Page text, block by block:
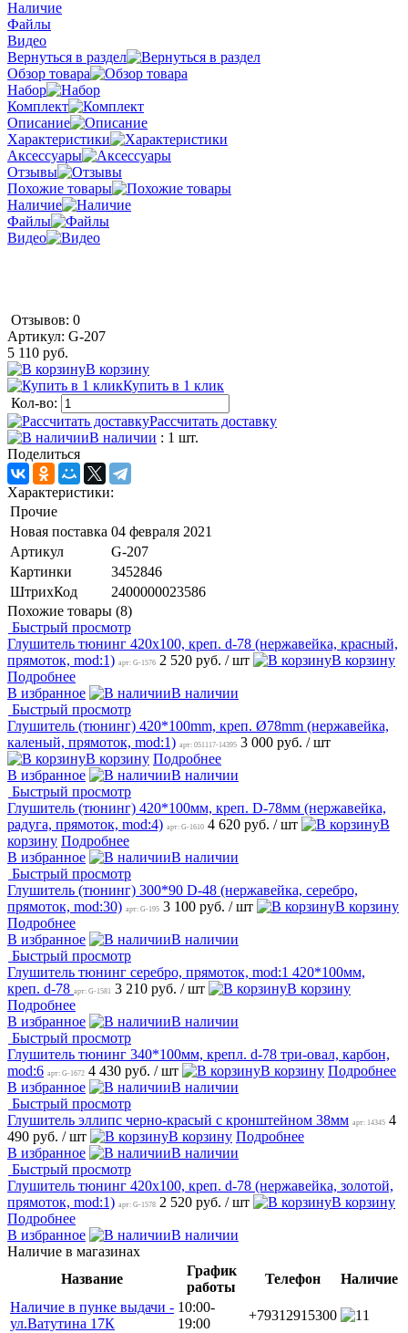
Наличие
Файлы
Видео
Вернуться в раздел
Обзор товара
Набор
Комплект
Описание
Характеристики
Аксессуары
Отзывы
Похожие товары
Наличие
Файлы
Видео
Отзывов: 0
Артикул: G-207
5 110 руб.
В корзину
Купить в 1 клик
Кол-во:
Рассчитать доставку
В наличии : 1 шт.
Поделиться
Характеристики:
Прочие
Новая поставка 04 февраля 2021
Артикул
G-207
Картинки
3452846
ШтрихКод
2400000023586
Похожие товары (8)
Быстрый просмотр
Глушитель тюнинг 420х100, креп. d-78 (нержавейка, красный,
прямоток, mod:1) арт: G-1576 2 520 руб. / шт
В корзину
Подробнее
В избранное
В наличии
Быстрый просмотр
Глушитель (тюнинг) 420*100mm, креп. Ø78mm (нержавейка,
каленый, прямоток, mod:1) арт: 051117-14395 3 000 руб. / шт
В корзину Подробнее
В избранное
В наличии
Быстрый просмотр
Глушитель (тюнинг) 420*100мм, креп. D-78мм (нержавейка,
радуга, прямоток, mod:4) арт: G-1610 4 620 руб. / шт
В
корзину Подробнее
В избранное
В наличии
Быстрый просмотр
Глушитель (тюнинг) 300*90 D-48 (нержавейка, серебро,
прямоток, mod:30) арт: G-195 3 100 руб. / шт
В корзину
Подробнее
В избранное
В наличии
Быстрый просмотр
Глушитель тюнинг серебро, прямоток, mod:1 420*100мм,
креп. d-78 арт: G-1581 3 210 руб. / шт
В корзину
Подробнее
В избранное
В наличии
Быстрый просмотр
Глушитель тюнинг 340*100мм, крепл. d-78 три-овал, карбон,
mod:6 арт: G-1672 4 430 руб. / шт В корзину Подробнее
В избранное
В наличии
Быстрый просмотр
Глушитель эллипс черно-красый с кронштейном 38мм арт: 14345 4
490 руб. / шт В корзину Подробнее
В избранное
В наличии
Быстрый просмотр
Глушитель тюнинг 420х100, креп. d-78 (нержавейка, золотой,
прямоток, mod:1) арт: G-1578 2 520 руб. / шт
В корзину
Подробнее
В избранное
В наличии
Наличие в магазинах
Название
График
работы
Телефон
Наличие
Наличие в пунке выдачи -
ул.Ватутина 17К
10:00-
19:00
+79312915300
1